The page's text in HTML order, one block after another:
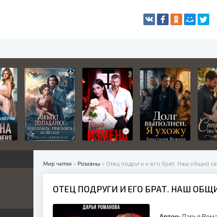
Мир читки » Романы » Отец подруги и его брат. Наш общий
ОТЕЦ ПОДРУГИ И ЕГО БРАТ. НАШ